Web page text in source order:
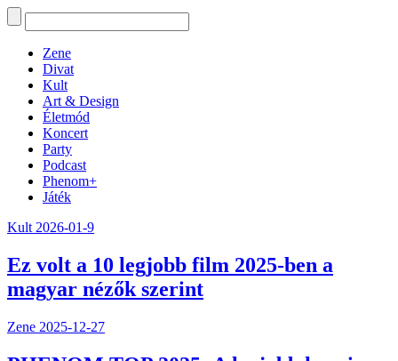
Zene
Divat
Kult
Art & Design
Életmód
Koncert
Party
Podcast
Phenom+
Játék
Kult 2026-01-9
Ez volt a 10 legjobb film 2025-ben a
magyar nézők szerint
Zene 2025-12-27